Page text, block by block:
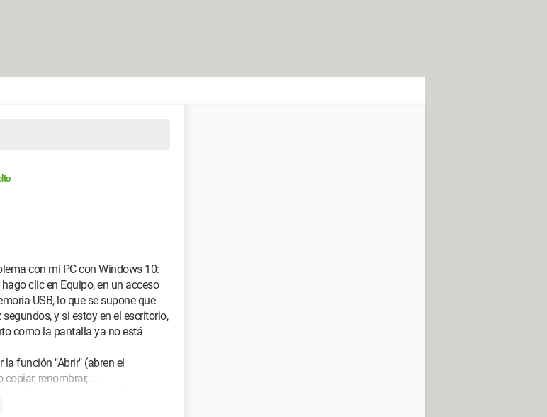
con mi PC con Windows 10:
clic en Equipo, en un acceso
USB, lo que se supone que
y si estoy en el escritorio,
como la pantalla ya no está
función "Abrir" (abren el
renombrar, ...
desde un navegador de
qué hacer, ¿quizás una